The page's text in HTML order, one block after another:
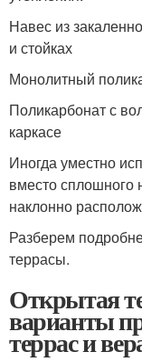
Навес из
и стойках
Монолитный
Поликарбонат с
каркасе
Иногда уместно
вместо сплошного
наклонно
Разберем
террасы.
Открытая
варианты
террас и